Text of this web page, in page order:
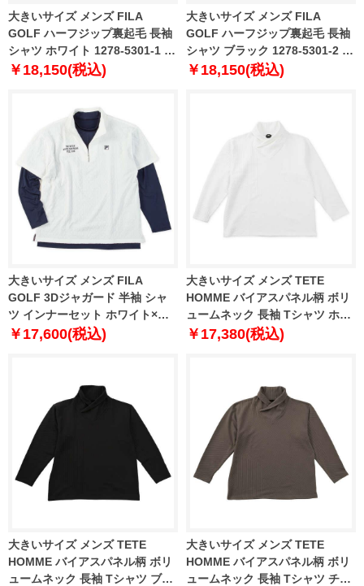
大きいサイズ メンズ FILA
GOLF ハーフジップ裏起毛 長袖
シャツ ホワイト 1278-5301-1 3L
4L 5L 6L
￥18,150(税込)
大きいサイズ メンズ FILA
GOLF ハーフジップ裏起毛 長袖
シャツ ブラック 1278-5301-2 3L
4L 5L 6L
￥18,150(税込)
大きいサイズ メンズ FILA
GOLF 3Dジャガード 半袖 シャ
ツ インナーセット ホワイト×ネ
イビー 1278-5300-1 3L 4L 5L
￥17,600(税込)
大きいサイズ メンズ TETE
HOMME バイアスパネル柄 ボリ
ュームネック 長袖 Tシャツ ホワ
イト 1278-5646-1 3L 4L 5L 6L
￥17,380(税込)
大きいサイズ メンズ TETE
HOMME バイアスパネル柄 ボリ
ュームネック 長袖 Tシャツ ブラ
大きいサイズ メンズ TETE
HOMME バイアスパネル柄 ボリ
ュームネック 長袖 Tシャツ チャ